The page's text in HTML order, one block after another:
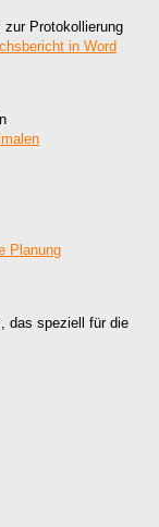
Protokollierung
das speziell für die